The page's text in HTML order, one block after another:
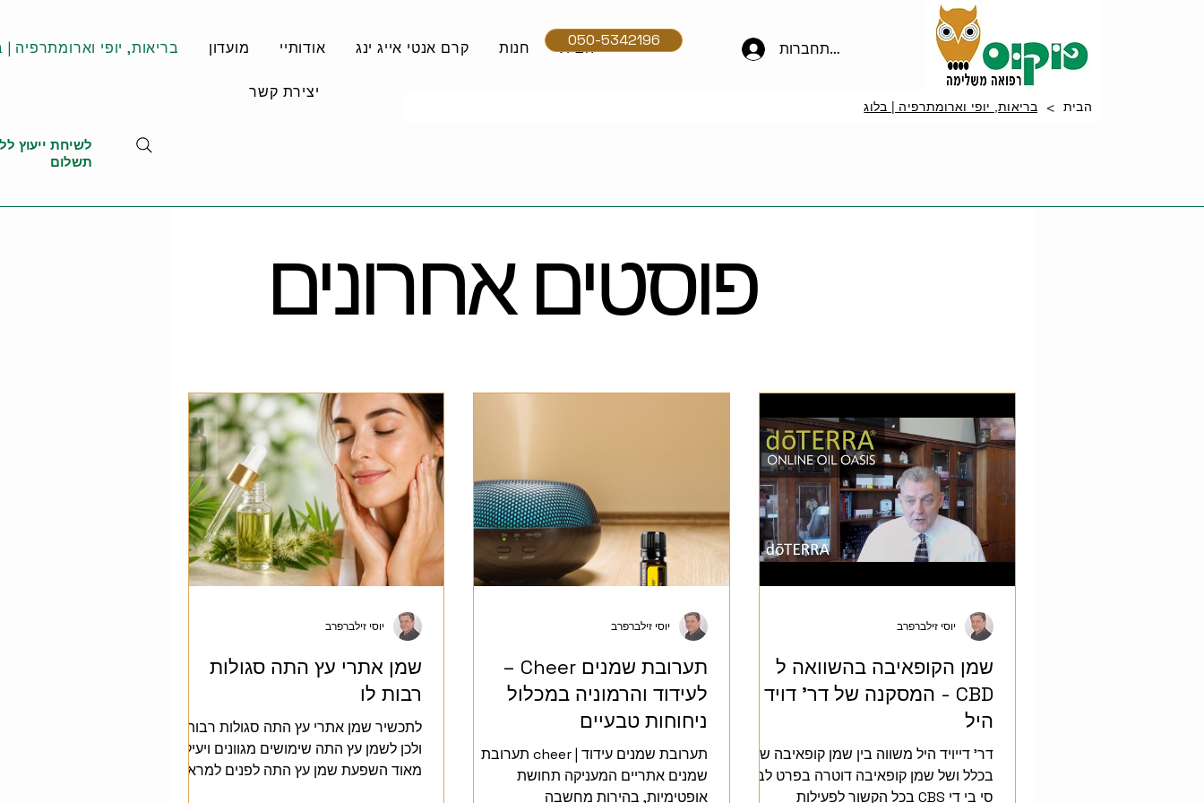
הבית חנות קרם אנטי אייג ינג אודותיי מועדון בריאות, יופי וארומתרפיה |
יצירת קשר
לשיחת ייעוץ
תשלום
להתחברות
הבית > בריאות, יופי וארומתרפיה | בלוג
050-5342196
פוסטים אחרונים
שמן הקופאיבה בהשוואה ל
CBD - המסקנה של דר' דויד
היל
דר' דייויד היל משווה בין שמן קופאיבה של
בכלל ושל שמן קופאיבה דוטרה בפרט לבין
סי בי די CBS בכל הקשור לפעילות
יוסי זילברפרב
תערובת שמנים Cheer –
לעידוד והרמוניה במכלול
ניחוחות טבעיים
תערובת שמנים עידוד | cheer תערובת
שמנים אתריים המעניקה תחושת
אופטימיות, בהירות מחשבה
יוסי זילברפרב
שמן אתרי עץ התה סגולות
רבות לו
לתכשיר שמן אתרי עץ התה סגולות רבות
ולכן לשמן עץ התה שימושים מגוונים ויעילים
מאוד השפעת שמן עץ התה לפנים למראה
יוסי זילברפרב